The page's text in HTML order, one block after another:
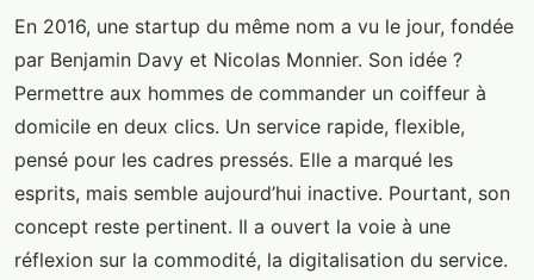
En 2016, une startup du même nom a vu le jour, fondée
par Benjamin Davy et Nicolas Monnier. Son idée ?
Permettre aux hommes de commander un coiffeur à
domicile en deux clics. Un service rapide, flexible,
pensé pour les cadres pressés. Elle a marqué les
esprits, mais semble aujourd’hui inactive. Pourtant, son
concept reste pertinent. Il a ouvert la voie à une
réflexion sur la commodité, la digitalisation du service.